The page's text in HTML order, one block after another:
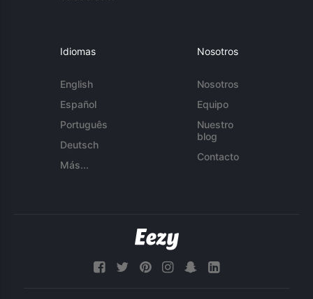
Idiomas
English
Español
Português
Deutsch
Más...
Nosotros
Nosotros
Equipo
Nuestro
blog
Contacto